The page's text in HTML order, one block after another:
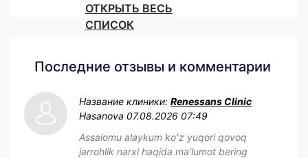
ОТКРЫТЬ ВЕСЬ
СПИСОК
Последние отзывы и комментарии
Название клиники: Renessans Clinic
Hasanova 07.08.2026 07:49
Assalomu alaykum koʻz yuqori qovoq
jarrohlik narxi haqida maʼlumot bering